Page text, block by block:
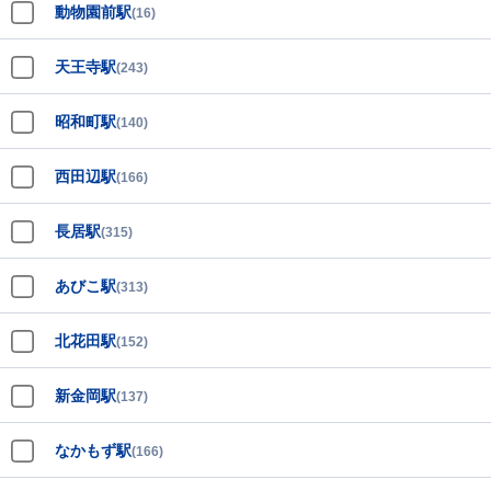
動物園前駅(16)
天王寺駅(243)
昭和町駅(140)
西田辺駅(166)
長居駅(315)
あびこ駅(313)
北花田駅(152)
新金岡駅(137)
なかもず駅(166)